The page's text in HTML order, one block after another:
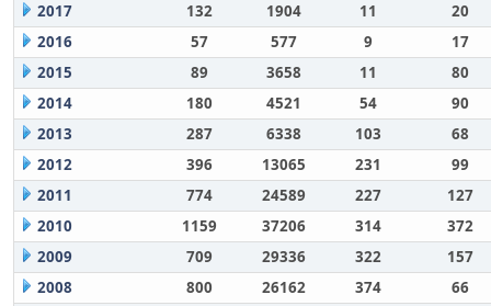
2017
132 1904 11
20
2016
57 577 9
17
2015
89 3658 11
80
2014
180 4521 54
90
2013
287 6338 103
68
2012
396 13065 231
99
2011
774 24589 227
127
2010
1159 37206 314
372
2009
709 29336 322
157
2008
800 26162 374
66